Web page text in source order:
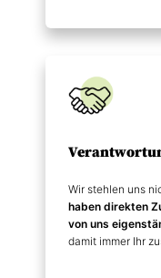
Wir stehlen uns
haben direkten
von uns
damit immer Ihr